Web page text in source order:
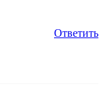
Ответить